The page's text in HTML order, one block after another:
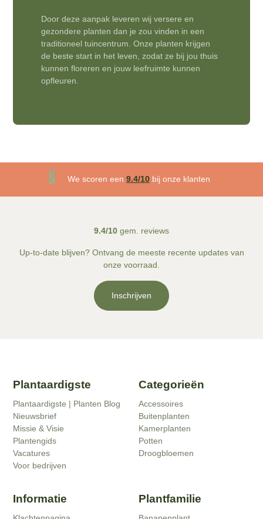
Door deze aanpak leveren wij versere en
gezondere planten dan je zou vinden in een
traditioneel tuincentrum. Onze planten krijgen
de beste start in het leven, zodat ze bij jou thuis
kunnen floreren en jouw leefruimte kunnen
opfleuren.
We scoren een 9.4/10 bij onze klanten
9.4/10 gem. reviews
Up-to-date blijven? Ontvang de meeste recente updates van
onze voorraad.
Inschrijven
Plantaardigste
Plantaardigste | Planten Blog
Nieuwsbrief
Missie & Visie
Plantengids
Vacatures
Voor bedrijven
Categorieën
Accessoires
Buitenplanten
Kamerplanten
Potten
Droogbloemen
Informatie Plantfamilie